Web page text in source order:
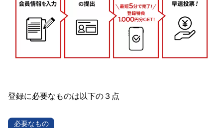
登録に必要なものは以下の３点
必要なもの